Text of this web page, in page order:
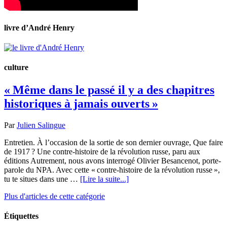
livre d’André Henry
culture
« Même dans le passé il y a des chapitres
historiques à jamais ouverts »
ParJulien Salingue
Entretien. À l’occasion de la sortie de son dernier ouvrage, Que faire
de 1917 ? Une contre-histoire de la révolution russe, paru aux
éditions Autrement, nous avons interrogé Olivier Besancenot, porte-
parole du NPA. Avec cette « contre-histoire de la révolution russe »,
tu te situes dans une … [Lire la suite...]
Plus d'articles de cette catégorie
Étiquettes